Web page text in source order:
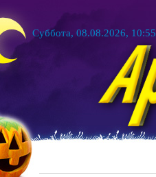
Суббота, 08.08.2026, 10:55